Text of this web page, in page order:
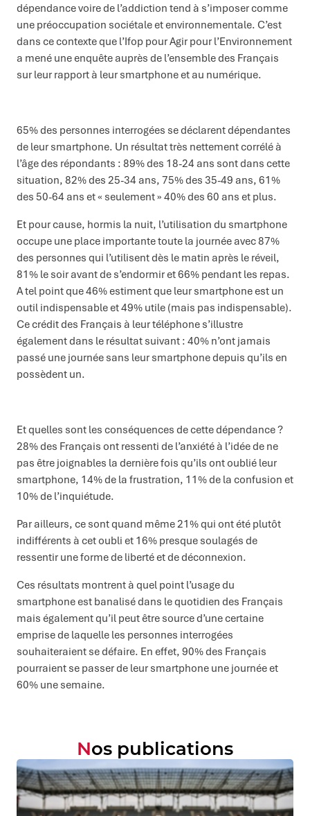
dépendance voire de l’addiction tend à s’imposer comme
une préoccupation sociétale et environnementale. C’est
dans ce contexte que l’Ifop pour Agir pour l’Environnement
a mené une enquête auprès de l’ensemble des Français
sur leur rapport à leur smartphone et au numérique.
65% des personnes interrogées se déclarent dépendantes
de leur smartphone. Un résultat très nettement corrélé à
l’âge des répondants : 89% des 18-24 ans sont dans cette
situation, 82% des 25-34 ans, 75% des 35-49 ans, 61%
des 50-64 ans et « seulement » 40% des 60 ans et plus.
Et pour cause, hormis la nuit, l’utilisation du smartphone
occupe une place importante toute la journée avec 87%
des personnes qui l’utilisent dès le matin après le réveil,
81% le soir avant de s’endormir et 66% pendant les repas.
A tel point que 46% estiment que leur smartphone est un
outil indispensable et 49% utile (mais pas indispensable).
Ce crédit des Français à leur téléphone s’illustre
également dans le résultat suivant : 40% n’ont jamais
passé une journée sans leur smartphone depuis qu’ils en
possèdent un.
Et quelles sont les conséquences de cette dépendance ?
28% des Français ont ressenti de l’anxiété à l’idée de ne
pas être joignables la dernière fois qu’ils ont oublié leur
smartphone, 14% de la frustration, 11% de la confusion et
10% de l’inquiétude.
Par ailleurs, ce sont quand même 21% qui ont été plutôt
indifférents à cet oubli et 16% presque soulagés de
ressentir une forme de liberté et de déconnexion.
Ces résultats montrent à quel point l’usage du
smartphone est banalisé dans le quotidien des Français
mais également qu’il peut être source d’une certaine
emprise de laquelle les personnes interrogées
souhaiteraient se défaire. En effet, 90% des Français
pourraient se passer de leur smartphone une journée et
60% une semaine.
Nos publications